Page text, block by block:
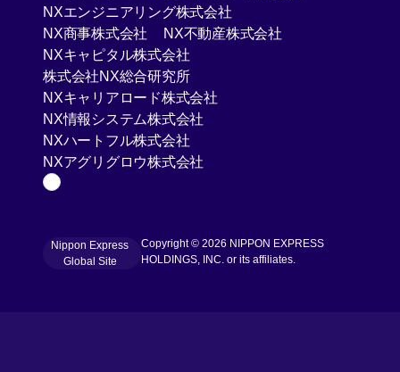
NXエンジニアリング株式会社
NX商事株式会社
[Open in new window]
NX不動産株式会社
NXキャピタル株式会社
株式会社NX総合研究所
NXキャリアロード株式会社
NX情報システム株式会社
NXハートフル株式会社
NXアグリグロウ株式会社
Page Top
Nippon Express
Global Site
[Open in new window]
Copyright © 2026 NIPPON EXPRESS
HOLDINGS, INC. or its affiliates.